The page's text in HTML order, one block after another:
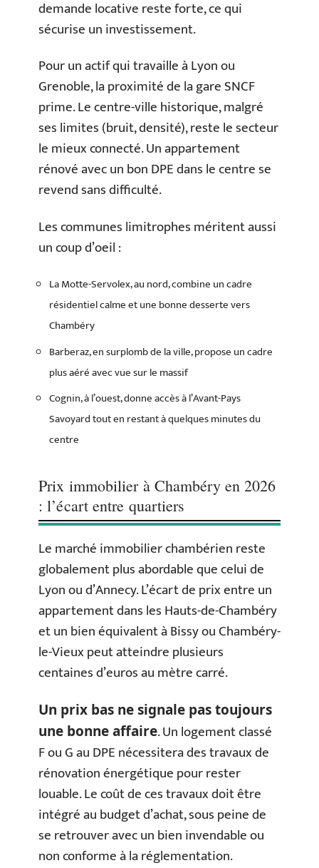
demande locative reste forte, ce qui
sécurise un investissement.
Pour un actif qui travaille à Lyon ou
Grenoble, la proximité de la gare SNCF
prime. Le centre-ville historique, malgré
ses limites (bruit, densité), reste le secteur
le mieux connecté. Un appartement
rénové avec un bon DPE dans le centre se
revend sans difficulté.
Les communes limitrophes méritent aussi
un coup d’oeil :
La Motte-Servolex, au nord, combine un cadre
résidentiel calme et une bonne desserte vers
Chambéry
Barberaz, en surplomb de la ville, propose un cadre
plus aéré avec vue sur le massif
Cognin, à l’ouest, donne accès à l’Avant-Pays
Savoyard tout en restant à quelques minutes du
centre
Prix immobilier à Chambéry en 2026
: l’écart entre quartiers
Le marché immobilier chambérien reste
globalement plus abordable que celui de
Lyon ou d’Annecy. L’écart de prix entre un
appartement dans les Hauts-de-Chambéry
et un bien équivalent à Bissy ou Chambéry-
le-Vieux peut atteindre plusieurs
centaines d’euros au mètre carré.
Un prix bas ne signale pas toujours
une bonne affaire. Un logement classé
F ou G au DPE nécessitera des travaux de
rénovation énergétique pour rester
louable. Le coût de ces travaux doit être
intégré au budget d’achat, sous peine de
se retrouver avec un bien invendable ou
non conforme à la réglementation.